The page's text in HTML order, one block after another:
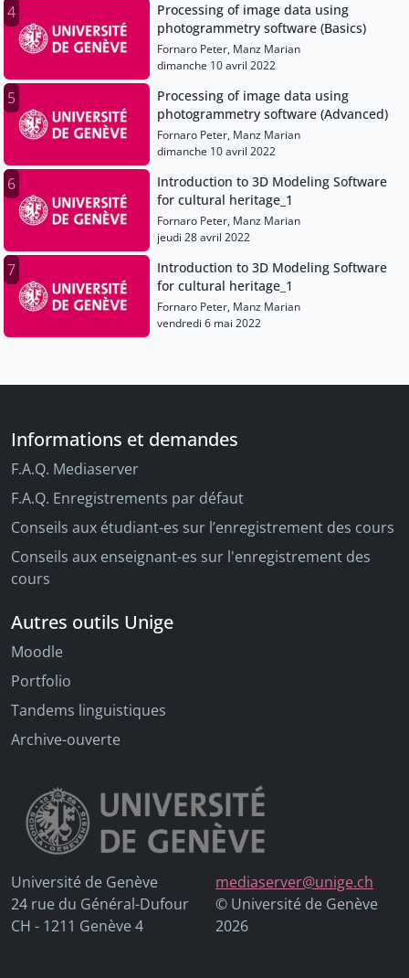
4
Processing of image data using
photogrammetry software (Basics)
Fornaro Peter, Manz Marian
dimanche 10 avril 2022
5
Processing of image data using
photogrammetry software (Advanced)
Fornaro Peter, Manz Marian
dimanche 10 avril 2022
6
Introduction to 3D Modeling Software
for cultural heritage_1
Fornaro Peter, Manz Marian
jeudi 28 avril 2022
7
Introduction to 3D Modeling Software
for cultural heritage_1
Fornaro Peter, Manz Marian
vendredi 6 mai 2022
Informations et demandes
F.A.Q. Mediaserver
F.A.Q. Enregistrements par défaut
Conseils aux étudiant-es sur l’enregistrement des cours
Conseils aux enseignant-es sur l'enregistrement des
cours
Autres outils Unige
Moodle
Portfolio
Tandems linguistiques
Archive-ouverte
Université de Genève
24 rue du Général-Dufour
CH - 1211 Genève 4
mediaserver@unige.ch
© Université de Genève
2026